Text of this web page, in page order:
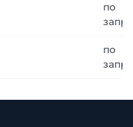
по
по